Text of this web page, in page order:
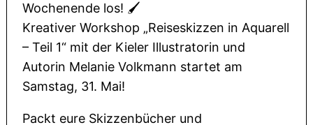
Wochenende los! 🖌️
Kreativer Workshop „Reiseskizzen in Aquarell
– Teil 1“ mit der Kieler Illustratorin und
Autorin Melanie Volkmann startet am
Samstag, 31. Mai!
Packt eure Skizzenbücher und